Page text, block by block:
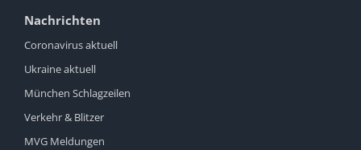
Nachrichten
Coronavirus aktuell
Ukraine aktuell
München Schlagzeilen
Verkehr & Blitzer
MVG Meldungen